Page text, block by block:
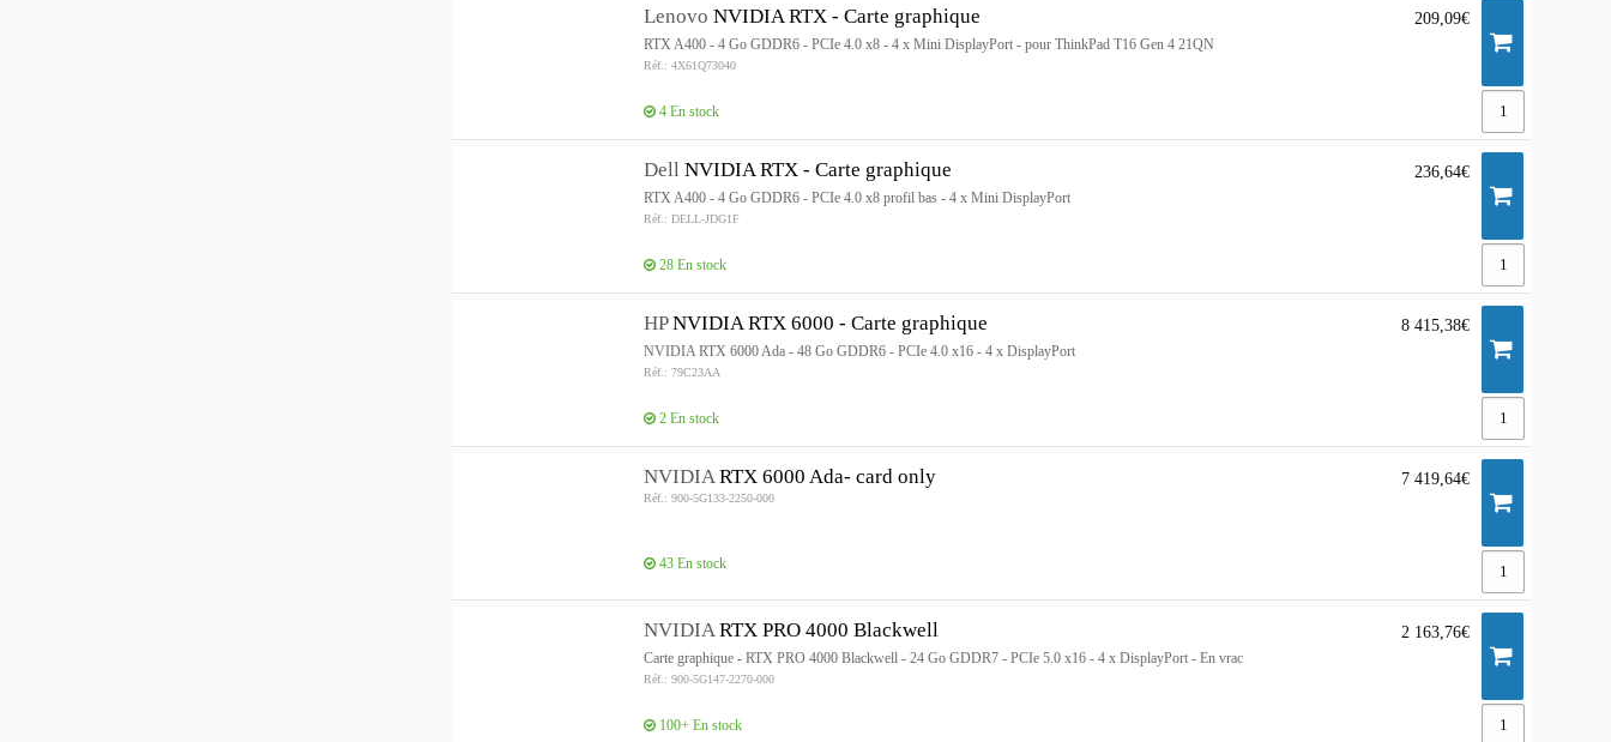
Lenovo NVIDIA RTX - Carte graphique
RTX A400 - 4 Go GDDR6 - PCIe 4.0 x8 - 4 x Mini DisplayPort - pour ThinkPad T16 Gen 4 21QN
Réf.: 4X61Q73040
209,09€
4 En stock
Dell NVIDIA RTX - Carte graphique
RTX A400 - 4 Go GDDR6 - PCIe 4.0 x8 profil bas - 4 x Mini DisplayPort
Réf.: DELL-JDG1F
236,64€
28 En stock
HP NVIDIA RTX 6000 - Carte graphique
NVIDIA RTX 6000 Ada - 48 Go GDDR6 - PCIe 4.0 x16 - 4 x DisplayPort
Réf.: 79C23AA
8 415,38€
2 En stock
NVIDIA RTX 6000 Ada- card only
Réf.: 900-5G133-2250-000
7 419,64€
43 En stock
NVIDIA RTX PRO 4000 Blackwell
Carte graphique - RTX PRO 4000 Blackwell - 24 Go GDDR7 - PCIe 5.0 x16 - 4 x DisplayPort - En vrac
Réf.: 900-5G147-2270-000
2 163,76€
100+ En stock